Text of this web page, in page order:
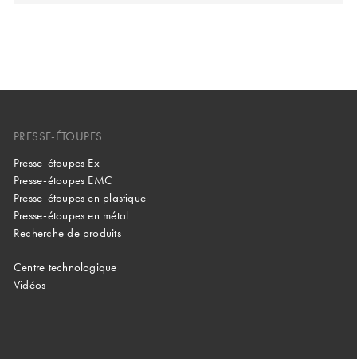
PRESSE-ÉTOUPES
Presse-étoupes Ex
Presse-étoupes EMC
Presse-étoupes en plastique
Presse-étoupes en métal
Recherche de produits
Centre technologique
Vidéos